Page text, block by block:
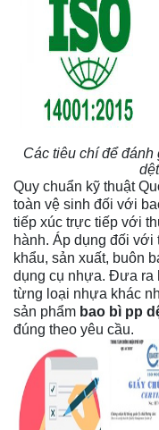
Các tiêu chí để
Quy chuẩn kỹ thuật
toàn vệ sinh đối với
tiếp xúc trực tiếp với
hành. Áp dụng đối với
khẩu, sản xuất, buôn
dụng cụ nhựa. Đưa ra
từng loại nhựa khác
sản phẩm bao bì pp
đúng theo yêu cầu.